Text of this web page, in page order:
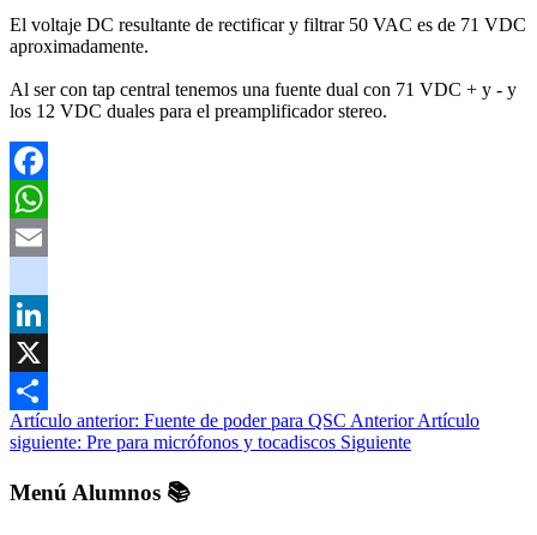
El voltaje DC resultante de rectificar y filtrar 50 VAC es de 71 VDC
aproximadamente.
Al ser con tap central tenemos una fuente dual con 71 VDC + y - y
los 12 VDC duales para el preamplificador stereo.
Facebook
WhatsApp
youtube
LinkedIn
X
Share
Artículo anterior: Fuente de poder para QSC Anterior Artículo
siguiente: Pre para micrófonos y tocadiscos Siguiente
Menú Alumnos 📚​